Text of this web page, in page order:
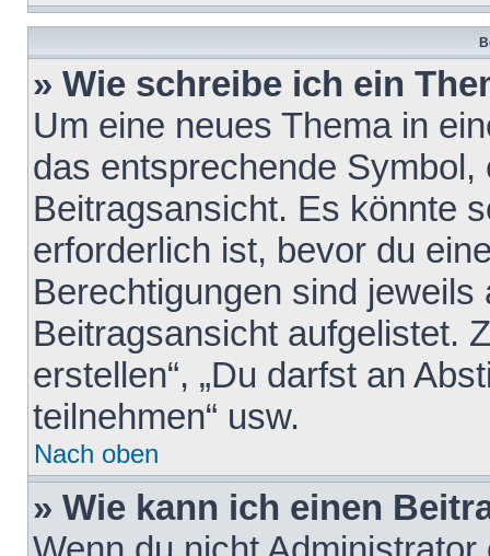
» Wie schreibe ich ein
Um eine neues Thema in
das entsprechende
Beitragsansicht. Es könnte
erforderlich ist, bevor du
Berechtigungen sind
Beitragsansicht aufgelistet.
erstellen“, „Du darfst an
teilnehmen“ usw.
Nach oben
» Wie kann ich einen